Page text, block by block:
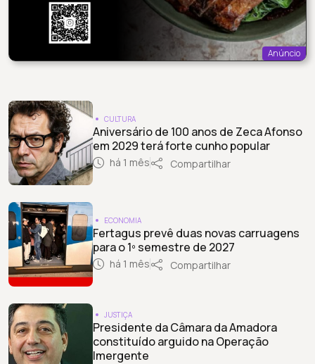
Anúncio
CULTURA
Aniversário de 100 anos de Zeca Afonso
em 2029 terá forte cunho popular
há 1 mês Compartilhar
ECONOMIA
Fertagus prevê duas novas carruagens
para o 1º semestre de 2027
há 1 mês Compartilhar
JUSTIÇA
Presidente da Câmara da Amadora
constituído arguido na Operação
Imergente